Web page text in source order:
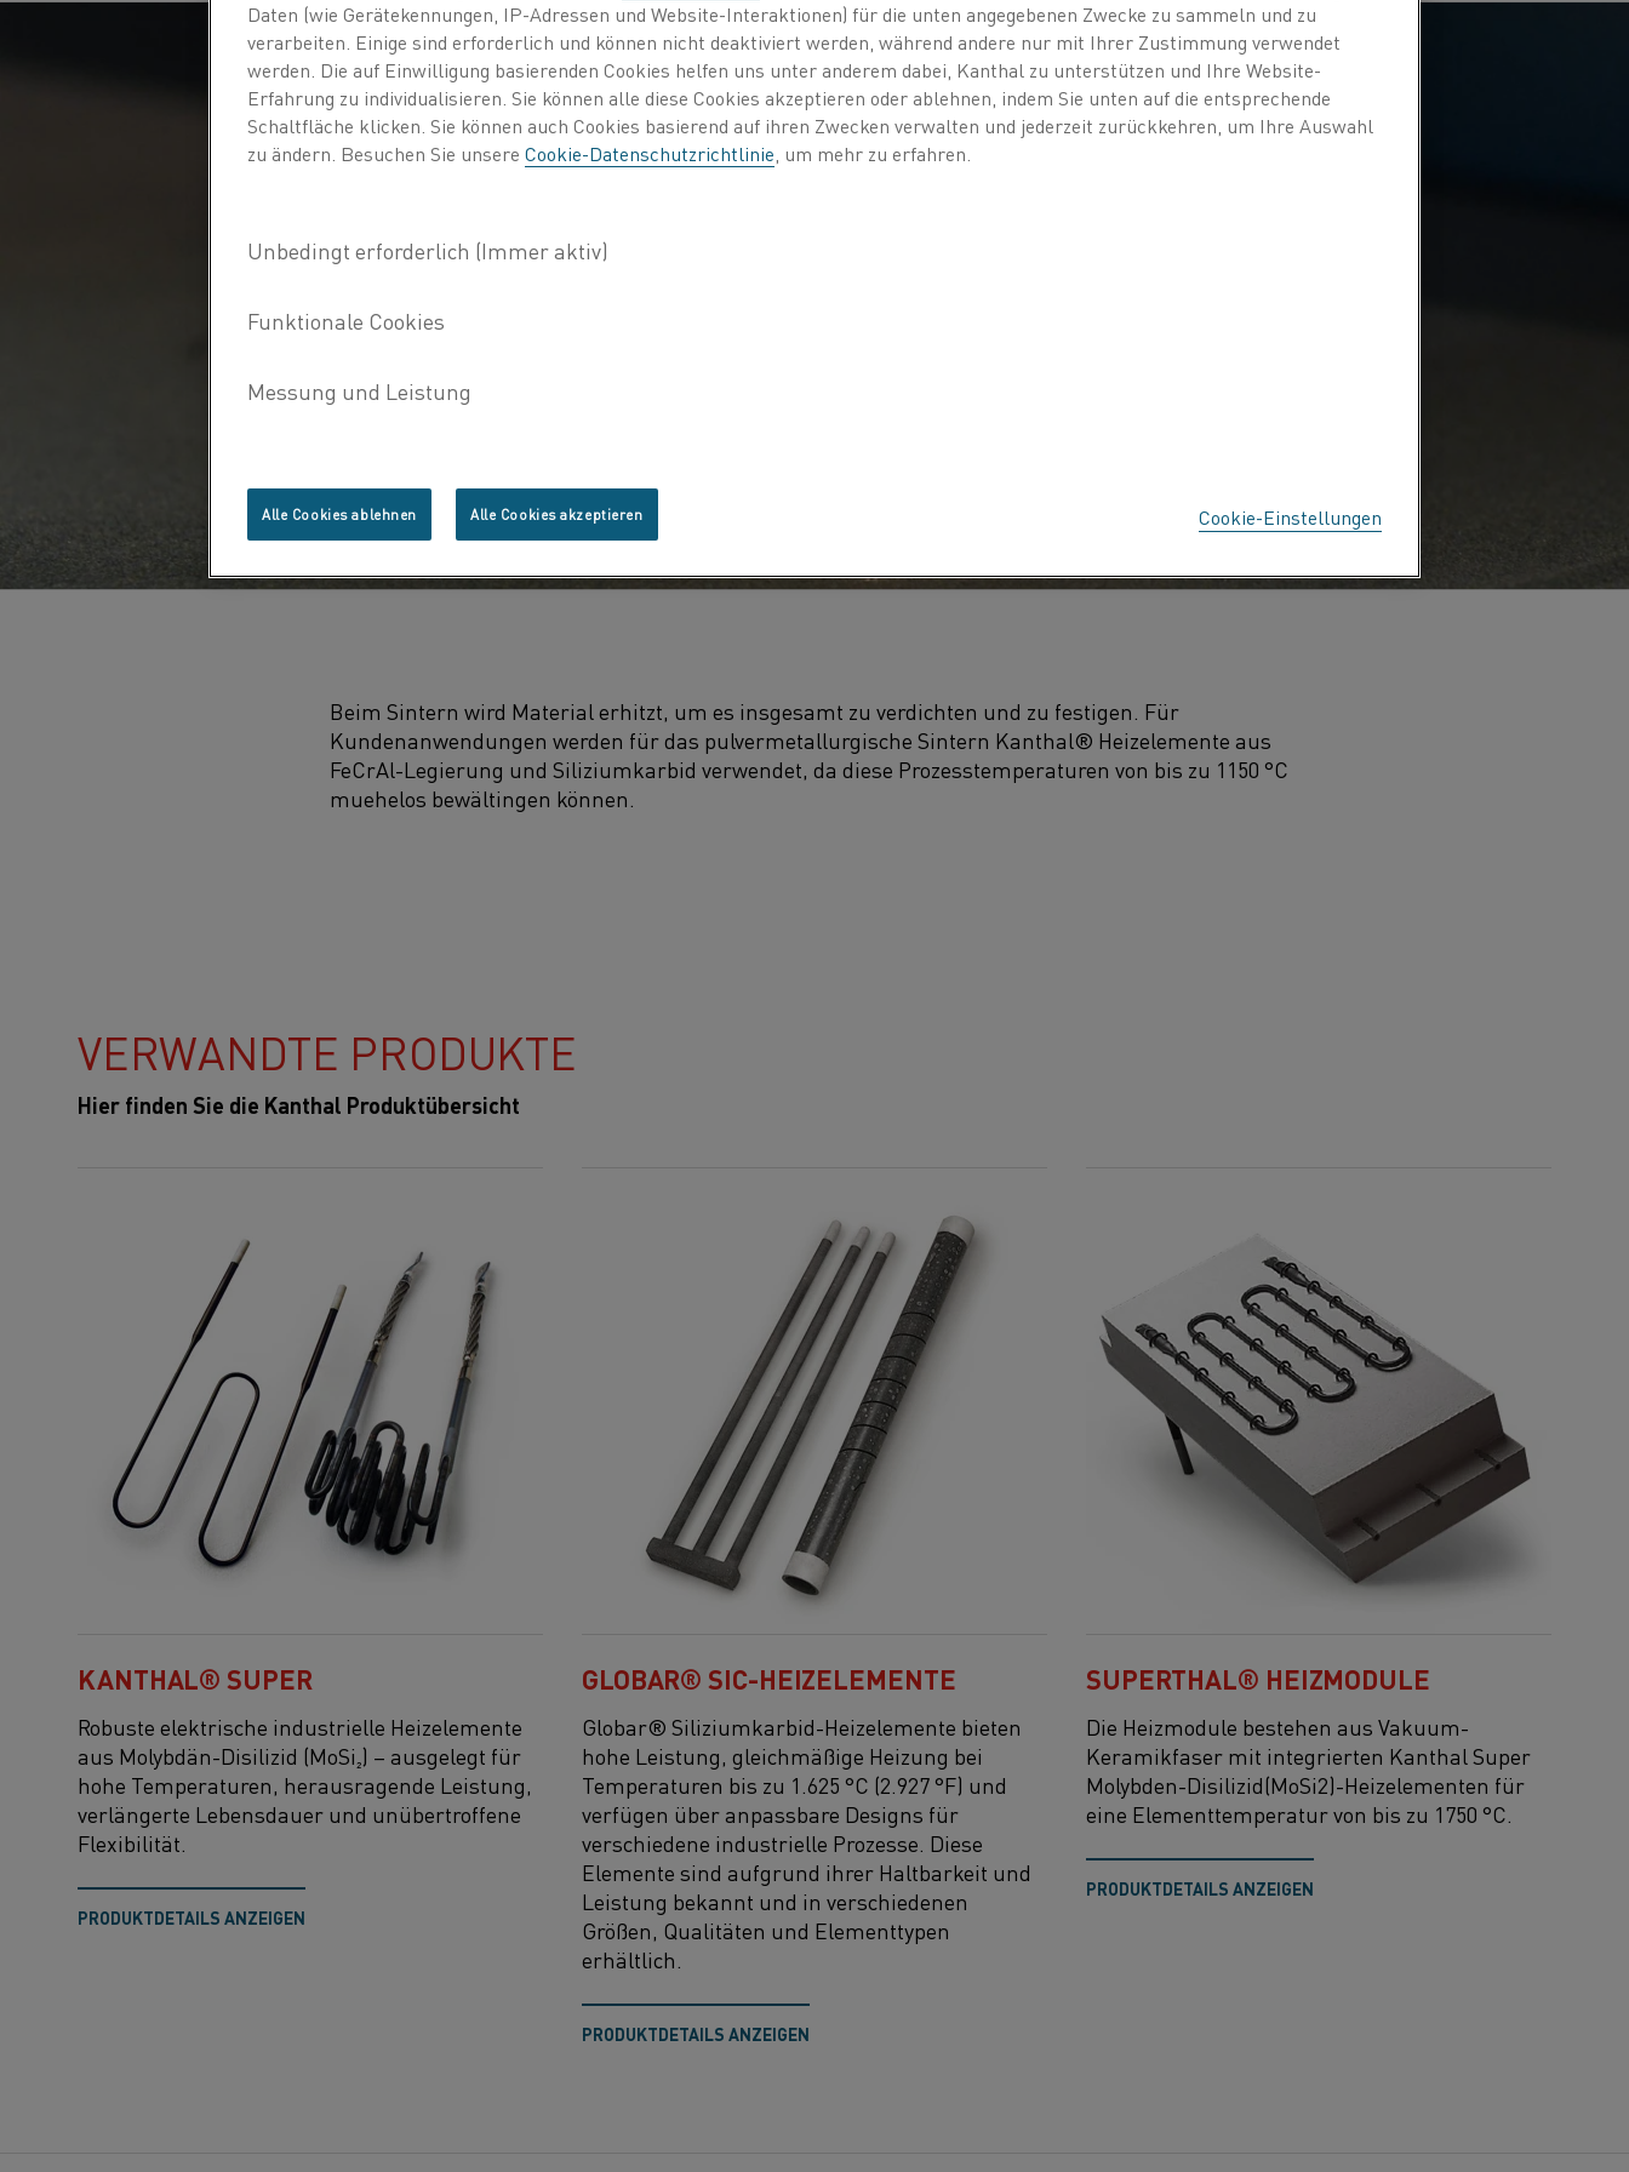
Beim Sintern wird Material erhitzt, um es insgesamt zu verdichten und zu festigen. Für
Kundenanwendungen werden für das pulvermetallurgische Sintern Kanthal® Heizelemente aus
FeCrAl-Legierung und Siliziumkarbid verwendet, da diese Prozesstemperaturen von bis zu 1150 °C
muehelos bewältingen können.
VERWANDTE PRODUKTE
Hier finden Sie die Kanthal Produktübersicht
KANTHAL® SUPER
Robuste elektrische industrielle Heizelemente
aus Molybdän-Disilizid (MoSi₂) – ausgelegt für
hohe Temperaturen, herausragende Leistung,
verlängerte Lebensdauer und unübertroffene
Flexibilität
PRODUKTDETAILS ANZEIGEN
GLOBAR® SIC-HEIZELEMENTE
Globar® Siliziumkarbid-Heizelemente bieten
hohe Leistung, gleichmäßige Heizung bei
Temperaturen bis zu 1.625 °C (2.927 °F) und
verfügen über anpassbare Designs für
verschiedene industrielle Prozesse. Diese
Elemente sind aufgrund ihrer Haltbarkeit und
Leistung bekannt und in verschiedenen
Größen, Qualitäten und Elementtypen
erhältlich.
PRODUKTDETAILS ANZEIGEN
SUPERTHAL® HEIZMODULE
Die Heizmodule bestehen aus Vakuum-
Keramikfaser mit integrierten Kanthal Super
Molybden-Disilizid(MoSi2)-Heizelementen für
eine Elementtemperatur von bis zu 1750 °C.
PRODUKTDETAILS ANZEIGEN
Daten (wie Gerätekennungen, IP-Adressen und Website-Interaktionen) für die unten angegebenen Zwecke zu sammeln und zu
verarbeiten. Einige sind erforderlich und können nicht deaktiviert werden, während andere nur mit Ihrer Zustimmung verwendet
werden. Die auf Einwilligung basierenden Cookies helfen uns unter anderem dabei, Kanthal zu unterstützen und Ihre Website-
Erfahrung zu individualisieren. Sie können alle diese Cookies akzeptieren oder ablehnen, indem Sie unten auf die entsprechende
Schaltfläche klicken. Sie können auch Cookies basierend auf ihren Zwecken verwalten und jederzeit zurückkehren, um Ihre Auswahl
zu ändern. Besuchen Sie unsere Cookie-Datenschutzrichtlinie , um mehr zu erfahren.
Cookie-Einstellungen
Alle Cookies ablehnen Alle Cookies akzeptieren